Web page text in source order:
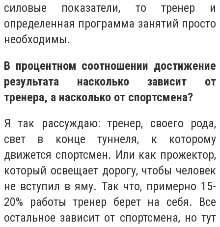
силовые показатели, то тренер и
определенная программа занятий просто
необходимы.
В процентном соотношении достижение
результата насколько зависит от
тренера, а насколько от спортсмена?
Я так рассуждаю: тренер, своего рода,
свет в конце туннеля, к которому
движется спортсмен. Или как прожектор,
который освещает дорогу, чтобы человек
не вступил в яму. Так что, примерно 15-
20% работы тренер берет на себя. Все
остальное зависит от спортсмена, но тут